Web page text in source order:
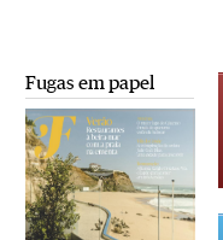
Fugas em papel